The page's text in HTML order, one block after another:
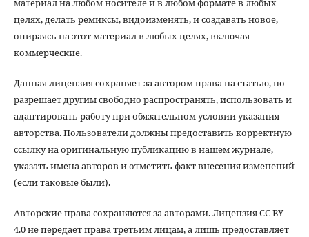
материал на любом носителе и в любом формате в любых
целях, делать ремиксы, видоизменять, и создавать новое,
опираясь на этот материал в любых целях, включая
коммерческие.
Данная лицензия сохраняет за автором права на статью, но
разрешает другим свободно распространять, использовать и
адаптировать работу при обязательном условии указания
авторства. Пользователи должны предоставить корректную
ссылку на оригинальную публикацию в нашем журнале,
указать имена авторов и отметить факт внесения изменений
(если таковые были).
Авторские права сохраняются за авторами. Лицензия CC BY
4.0 не передает права третьим лицам, а лишь предоставляет